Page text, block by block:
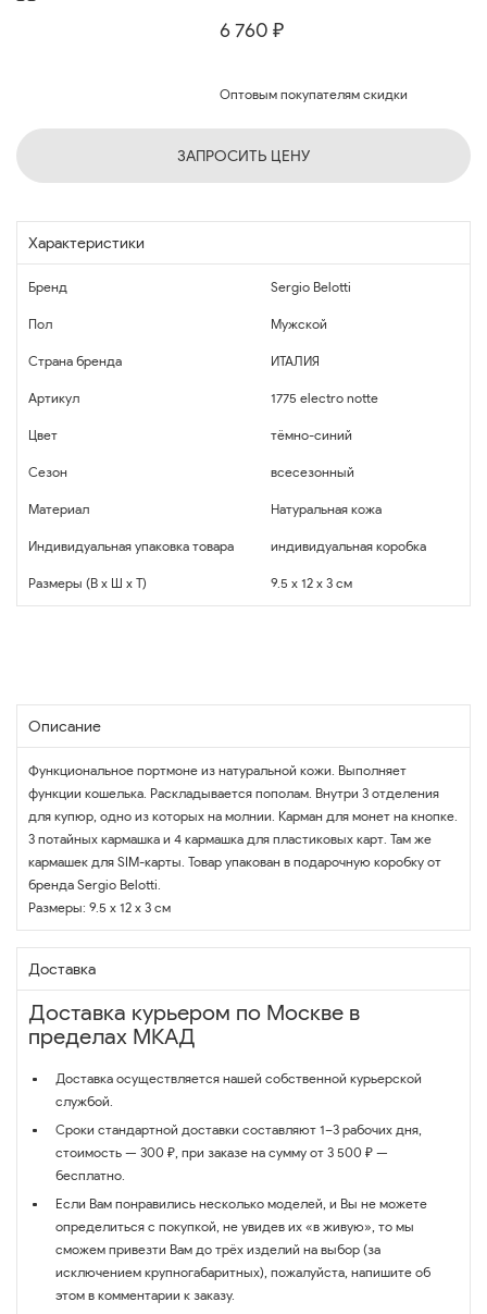
6 760 ₽
Оптовым покупателям скидки
ЗАПРОСИТЬ ЦЕНУ
Характеристики
Бренд Sergio Belotti
Пол Мужской
Страна бренда ИТАЛИЯ
Артикул 1775 electro notte
Цвет тёмно-синий
Сезон всесезонный
Материал Натуральная кожа
Индивидуальная упаковка товара индивидуальная коробка
Размеры (В x Ш x Т) 9.5 x 12 x 3 см
Описание
Функциональное портмоне из натуральной кожи. Выполняет
функции кошелька. Раскладывается пополам. Внутри 3 отделения
для купюр, одно из которых на молнии. Карман для монет на кнопке.
3 потайных кармашка и 4 кармашка для пластиковых карт. Там же
кармашек для SIM-карты. Товар упакован в подарочную коробку от
бренда Sergio Belotti.
Размеры: 9.5 х 12 х 3 см
Доставка
Доставка курьером по Москве в
пределах МКАД
Доставка осуществляется нашей собственной курьерской
службой.
Сроки стандартной доставки составляют 1–3 рабочих дня,
стоимость — 300 ₽, при заказе на сумму от 3 500 ₽ —
бесплатно.
Если Вам понравились несколько моделей, и Вы не можете
определиться с покупкой, не увидев их «в живую», то мы
сможем привезти Вам до трёх изделий на выбор (за
исключением крупногабаритных), пожалуйста, напишите об
этом в комментарии к заказу.